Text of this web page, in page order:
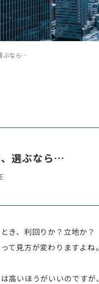
ぶなら…
選ぶなら…
き、利回りか？立地か？
て見方が変わりますよね。
高いほうがいいのですが、